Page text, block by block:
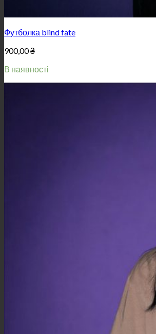
Футболка blind fate
900,00₴
В наявності